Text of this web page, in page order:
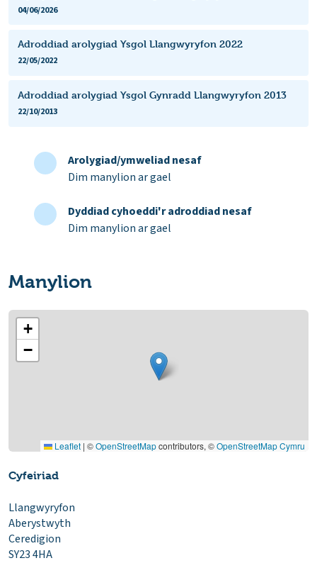
04/06/2026
Adroddiad arolygiad Ysgol Llangwyryfon 2022
22/05/2022
Adroddiad arolygiad Ysgol Gynradd Llangwyryfon 2013
22/10/2013
Arolygiad/ymweliad nesaf
Dim manylion ar gael
Dyddiad cyhoeddi'r adroddiad nesaf
Dim manylion ar gael
Manylion
+
−
Leaflet | ©OpenStreetMapcontributors, ©OpenStreetMap Cymru
Cyfeiriad
Llangwyryfon
Aberystwyth
Ceredigion
SY23 4HA